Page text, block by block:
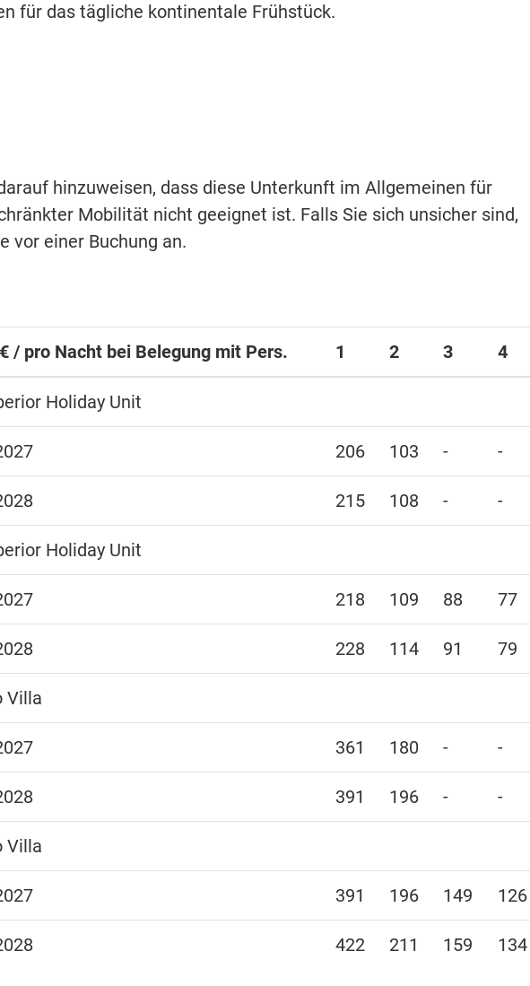
für das tägliche kontinentale Frühstück.
hinzuweisen, dass diese Unterkunft im Allgemeinen für
Mobilität nicht geeignet ist. Falls Sie sich unsicher sind,
vor einer Buchung an.
/ pro Nacht bei Belegung mit Pers. 1 2 3 4
Holiday Unit
206 103 - -
215 108 - -
Holiday Unit
218 109 88 77
228 114 91 79
Villa
361 180 - -
391 196 - -
Villa
391 196 149 126
422 211 159 134